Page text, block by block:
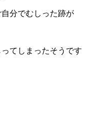
分でむしった跡が
てしまったそうです